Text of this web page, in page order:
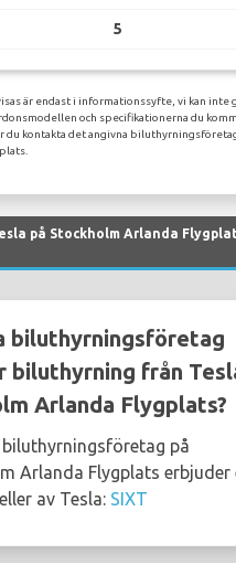
5
är endast i informationssyfte, vi kan inte
och specifikationerna du
du kontakta det angivna
på Stockholm Arlanda
biluthyrningsföretag
biluthyrning från
Arlanda Flygplats?
biluthyrningsföretag på
Arlanda Flygplats erbjuder
av Tesla: SIXT